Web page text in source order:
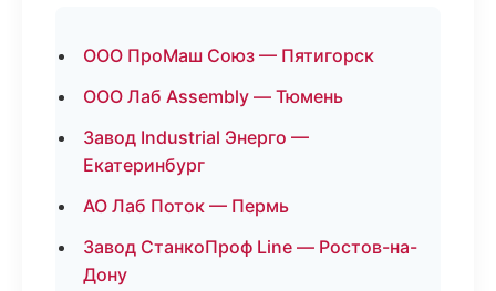
ООО ПроМаш Союз — Пятигорск
ООО Лаб Assembly — Тюмень
Завод Industrial Энерго —
Екатеринбург
АО Лаб Поток — Пермь
Завод СтанкоПроф Line — Ростов-на-
Дону